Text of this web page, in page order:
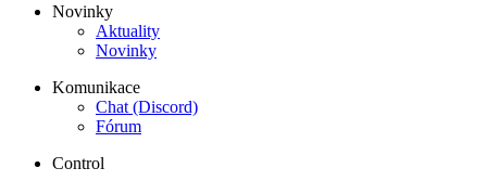
Novinky
Aktuality
Novinky
Komunikace
Chat (Discord)
Fórum
Control